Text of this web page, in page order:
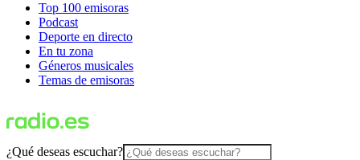
Top 100 emisoras
Podcast
Deporte en directo
En tu zona
Géneros musicales
Temas de emisoras
¿Qué deseas escuchar?